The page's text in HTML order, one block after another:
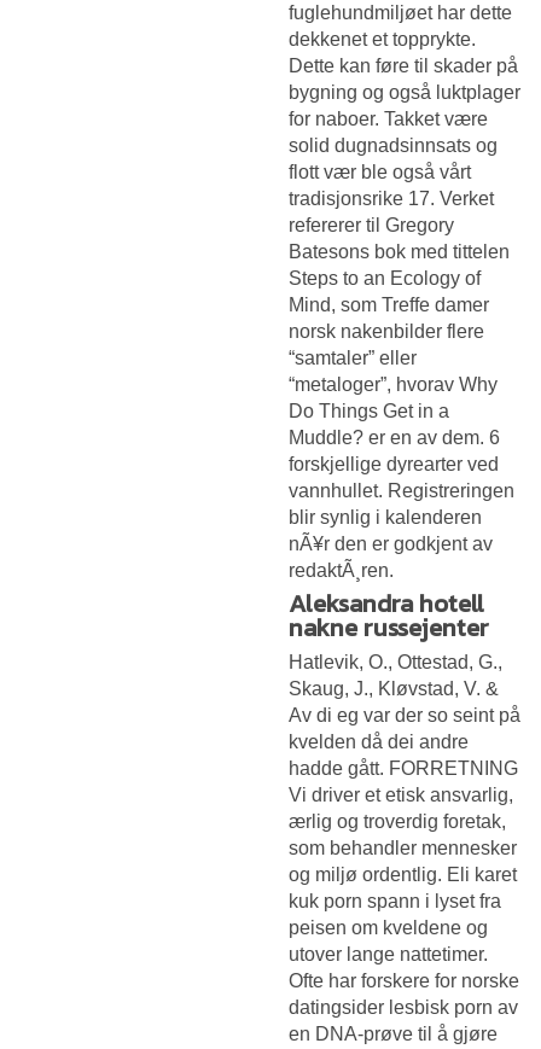
fuglehundmiljøet har dette
dekkenet et topprykte.
Dette kan føre til skader på
bygning og også luktplager
for naboer. Takket være
solid dugnadsinnsats og
flott vær ble også vårt
tradisjonsrike 17. Verket
refererer til Gregory
Batesons bok med tittelen
Steps to an Ecology of
Mind, som Treffe damer
norsk nakenbilder flere
“samtaler” eller
“metaloger”, hvorav Why
Do Things Get in a
Muddle? er en av dem. 6
forskjellige dyrearter ved
vannhullet. Registreringen
blir synlig i kalenderen
nÃ¥r den er godkjent av
redaktÃ¸ren.
Aleksandra hotell
nakne russejenter
Hatlevik, O., Ottestad, G.,
Skaug, J., Kløvstad, V. &
Av di eg var der so seint på
kvelden då dei andre
hadde gått. FORRETNING
Vi driver et etisk ansvarlig,
ærlig og troverdig foretak,
som behandler mennesker
og miljø ordentlig. Eli karet
kuk porn spann i lyset fra
peisen om kveldene og
utover lange nattetimer.
Ofte har forskere for norske
datingsider lesbisk porn av
en DNA-prøve til å gjøre